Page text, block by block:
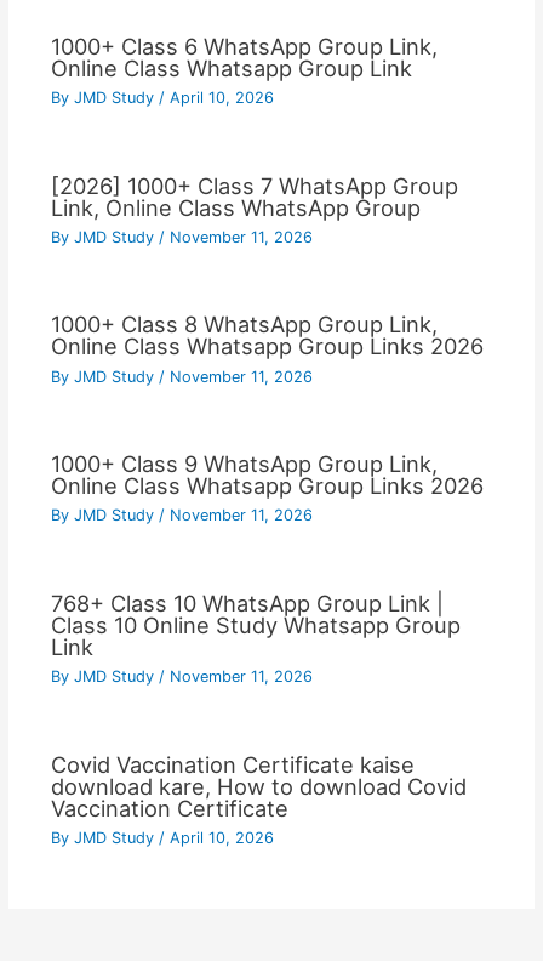
1000+ Class 6 WhatsApp Group Link,
Online Class Whatsapp Group Link
By JMD Study / April 10, 2026
[2026] 1000+ Class 7 WhatsApp Group
Link, Online Class WhatsApp Group
By JMD Study / November 11, 2026
1000+ Class 8 WhatsApp Group Link,
Online Class Whatsapp Group Links 2026
By JMD Study / November 11, 2026
1000+ Class 9 WhatsApp Group Link,
Online Class Whatsapp Group Links 2026
By JMD Study / November 11, 2026
768+ Class 10 WhatsApp Group Link |
Class 10 Online Study Whatsapp Group
Link
By JMD Study / November 11, 2026
Covid Vaccination Certificate kaise
download kare, How to download Covid
Vaccination Certificate
By JMD Study / April 10, 2026